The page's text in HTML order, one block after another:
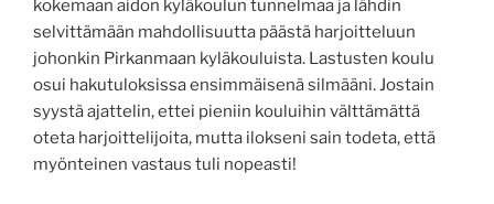
kokemaan aidon kyläkoulun tunnelmaa ja lähdin
selvittämään mahdollisuutta päästä harjoitteluun
johonkin Pirkanmaan kyläkouluista. Lastusten koulu
osui hakutuloksissa ensimmäisenä silmääni. Jostain
syystä ajattelin, ettei pieniin kouluihin välttämättä
oteta harjoittelijoita, mutta ilokseni sain todeta, että
myönteinen vastaus tuli nopeasti!